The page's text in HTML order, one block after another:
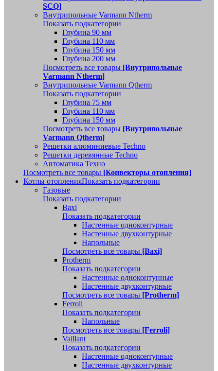
SCQ]
Внутрипольные Varmann Ntherm
Показать подкатегории
Глубина 90 мм
Глубина 110 мм
Глубина 150 мм
Глубина 200 мм
Посмотреть все товары [Внутрипольные
Varmann Ntherm]
Внутрипольные Varmann Qtherm
Показать подкатегории
Глубина 75 мм
Глубина 110 мм
Глубина 150 мм
Посмотреть все товары [Внутрипольные
Varmann Qtherm]
Решетки алюминиевые Techno
Решетки деревянные Techno
Автоматика Техно
Посмотреть все товары [Конвекторы отопления]
Котлы отопленияПоказать подкатегории
Газовые
Показать подкатегории
Baxi
Показать подкатегории
Настенные одноконтурные
Настенные двухконтурные
Напольные
Посмотреть все товары [Baxi]
Protherm
Показать подкатегории
Настенные одноконтунные
Настенные двухконтурные
Посмотреть все товары [Protherm]
Ferroli
Показать подкатегории
Напольные
Посмотреть все товары [Ferroli]
Vaillant
Показать подкатегории
Настенные одноконтурные
Настенные двухконтурные